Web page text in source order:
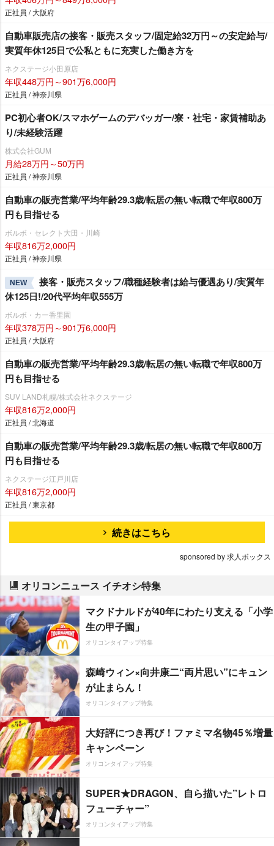
正社員 / 大阪府
自動車販売店の接客・販売スタッフ/固定給32万円～の安定給与/
実質年休125日で公私ともに充実した働き方を
ネクステージ小田原店
年収448万円～901万6,000円
正社員 / 神奈川県
PC初心者OK/スマホゲームのデバッガー/寮・社宅・家賃補助あ
り/未経験活躍
株式会社GUM
月給28万円～50万円
正社員 / 神奈川県
自動車の販売営業/平均年齢29.3歳/転居の無い転職で年収800万
円も目指せる
ボルボ・セレクト大田・川崎
年収816万2,000円
正社員 / 神奈川県
NEW
接客・販売スタッフ/職種経験者は給与優遇あり/実質年
休125日!/20代平均年収555万
ボルボ・カー香里園
年収378万円～901万6,000円
正社員 / 大阪府
自動車の販売営業/平均年齢29.3歳/転居の無い転職で年収800万
円も目指せる
SUV LAND札幌/株式会社ネクステージ
年収816万2,000円
正社員 / 北海道
自動車の販売営業/平均年齢29.3歳/転居の無い転職で年収800万
円も目指せる
ネクステージ江戸川店
年収816万2,000円
正社員 / 東京都
続きはこちら
sponsored by 求人ボックス
オリコンニュース イチオシ特集
マクドナルドが40年にわたり支える「小学
生の甲子園」
オリコンタイアップ特集
森崎ウィン×向井康二“両片思い”にキュン
が止まらん！
オリコンタイアップ特集
大好評につき再び！ファミマ名物45％増量
キャンペーン
オリコンタイアップ特集
SUPER★DRAGON、自ら描いた”レトロ
フューチャー”
オリコンタイアップ特集